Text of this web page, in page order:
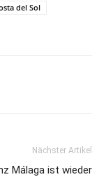
del Sol
Nächster Artikel
Málaga ist wieder